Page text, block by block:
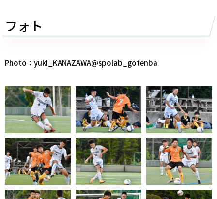
フォト
Photo：yuki_KANAZAWA@spolab_gotenba